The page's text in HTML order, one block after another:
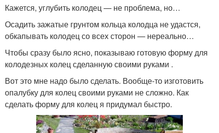
Кажется, углубить колодец — не проблема, но…
Осадить зажатые грунтом кольца колодца не удастся,
обкапывать колодец со всех сторон — нереально…
Чтобы сразу было ясно, показываю готовую форму для
колодезных колец сделанную своими руками .
Вот это мне надо было сделать. Вообще-то изготовить
опалубку для колец своими руками не сложно. Как
сделать форму для колец я придумал быстро.